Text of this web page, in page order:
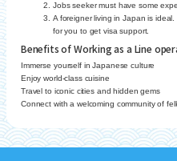
Jobs seeker must have some
A foreigner living in Japan is
for you to get visa support.
Benefits of Working as a Line
Immerse yourself in Japanese culture
Enjoy world-class cuisine
Travel to iconic cities and hidden gems
Connect with a welcoming community of